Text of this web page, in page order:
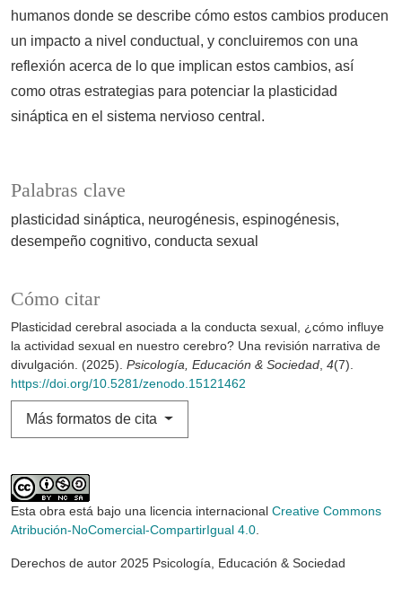
Palabras clave
plasticidad sináptica neurogénesis espinogénesis
desempeño cognitivo conducta sexual
Cómo citar
Plasticidad cerebral asociada a la conducta sexual, ¿cómo influye
la actividad sexual en nuestro cerebro? Una revisión narrativa de
divulgación. (2025). Psicología, Educación & Sociedad, 4(7).
https://doi.org/10.5281/zenodo.15121462
Más formatos de cita
humanos donde se describe cómo estos cambios producen
un impacto a nivel conductual, y concluiremos con una
reflexión acerca de lo que implican estos cambios, así
como otras estrategias para potenciar la plasticidad
sináptica en el sistema nervioso central.
Esta obra está bajo una licencia internacional Creative Commons
Atribución-NoComercial-CompartirIgual 4.0.
Derechos de autor 2025 Psicología, Educación & Sociedad